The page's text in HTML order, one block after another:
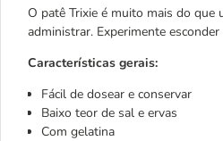
O patê Trixie é muito mais do que
administrar. Experimente
Características gerais:
Fácil de dosear e conservar
Baixo teor de sal e ervas
Com gelatina